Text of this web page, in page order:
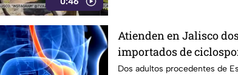
Atienden en Jalisco
importados de
Dos adultos procedentes de